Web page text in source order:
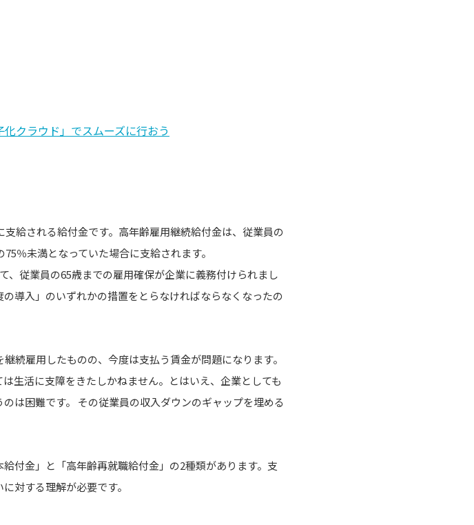
クラウド」でスムーズに行おう
給される給付金です。高年齢雇用継続給付金は、従業員の
％未満となっていた場合に支給されます。
、従業員の65歳までの雇用確保が企業に義務付けられまし
導入」のいずれかの措置をとらなければならなくなったの
続雇用したものの、今度は支払う賃金が問題になります。
生活に支障をきたしかねません。とはいえ、企業としても
は困難です。 その従業員の収入ダウンのギャップを埋める
付金」と「高年齢再就職給付金」の2種類があります。支
対する理解が必要です。